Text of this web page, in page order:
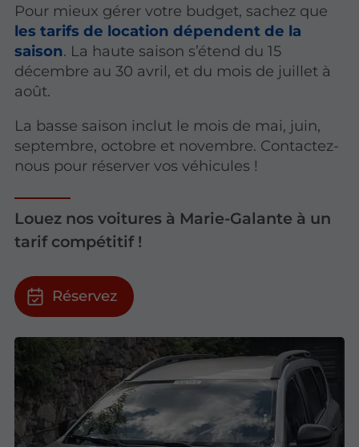
Pour mieux gérer votre budget, sachez que
les tarifs de location dépendent de la
saison. La haute saison s’étend du 15
décembre au 30 avril, et du mois de juillet à
août.
La basse saison inclut le mois de mai, juin,
septembre, octobre et novembre. Contactez-
nous pour réserver vos véhicules !
Louez nos voitures à Marie-Galante à un
tarif compétitif !
Réservez